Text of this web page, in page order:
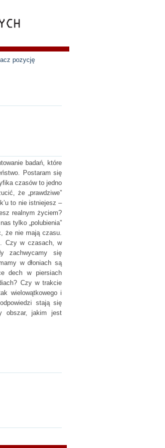
pozycję
badań, które
Postaram się
czasów to jedno
że „prawdziwe”
to nie istniejesz –
realnym życiem?
tylko „polubienia”
że nie mają czasu.
Czy w czasach, w
zachwycamy się
w dłoniach są
dech w piersiach
Czy w trakcie
wielowątkowego i
stają się
obszar, jakim jest